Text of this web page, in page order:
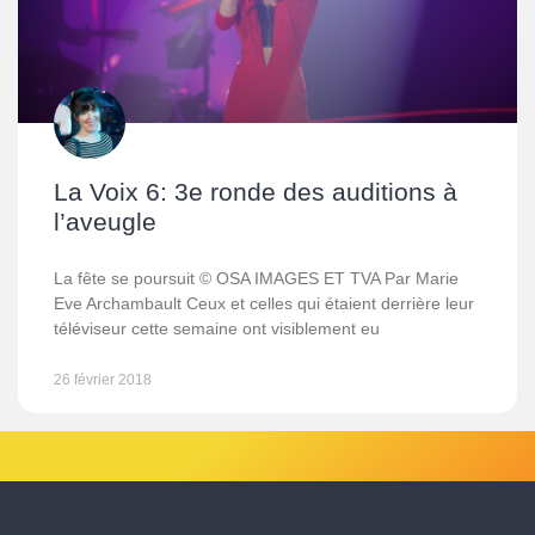
La Voix 6: 3e ronde des auditions à
l’aveugle
La fête se poursuit © OSA IMAGES ET TVA Par Marie
Eve Archambault Ceux et celles qui étaient derrière leur
téléviseur cette semaine ont visiblement eu
26 février 2018